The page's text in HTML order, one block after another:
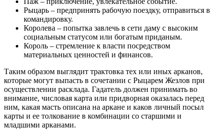
Рыцарь – предпринять рабочую поездку, отправиться в
командировку.
Королева – попытка завлечь в сети даму с высоким
социальным статусом или богатым приданым.
Король – стремление к власти посредством
материальных ценностей и финансов.
Таким образом выглядит трактовка тех или иных арканов,
которые могут выпасть в сочетании с Рыцарем Жезлов при
осуществлении расклада. Гадатель должен принимать во
внимание, числовая карта или придворная оказалась перед
ним, какая масть описана на аркане и каков личный посыл
карты и ее толкование в комбинации со старшими и
младшими арканами.